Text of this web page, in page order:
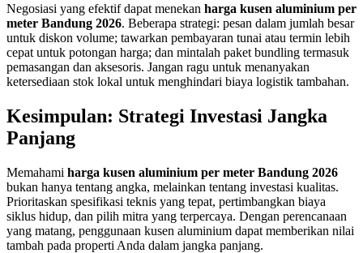
Negosiasi yang efektif dapat menekan harga kusen aluminium per
meter Bandung 2026. Beberapa strategi: pesan dalam jumlah besar
untuk diskon volume; tawarkan pembayaran tunai atau termin lebih
cepat untuk potongan harga; dan mintalah paket bundling termasuk
pemasangan dan aksesoris. Jangan ragu untuk menanyakan
ketersediaan stok lokal untuk menghindari biaya logistik tambahan.
Kesimpulan: Strategi Investasi Jangka
Panjang
Memahami harga kusen aluminium per meter Bandung 2026
bukan hanya tentang angka, melainkan tentang investasi kualitas.
Prioritaskan spesifikasi teknis yang tepat, pertimbangkan biaya
siklus hidup, dan pilih mitra yang terpercaya. Dengan perencanaan
yang matang, penggunaan kusen aluminium dapat memberikan nilai
tambah pada properti Anda dalam jangka panjang.